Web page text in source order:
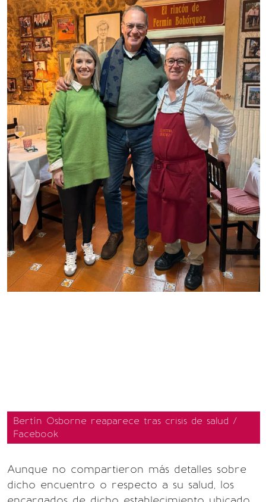
Bertín Osborne reaparece tras crisis de salud /
Facebook
Aunque no compartieron más detalles sobre
dicho encuentro o respecto a su salud, los